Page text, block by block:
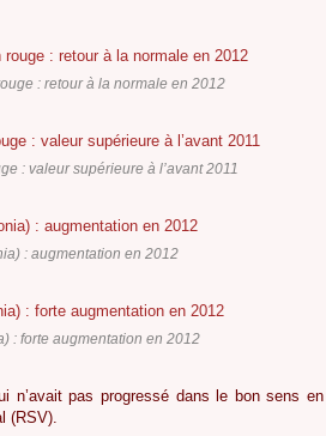
: retour à la normale en 2012
: valeur supérieure à l’avant 2011
: augmentation en 2012
: forte augmentation en 2012
n’avait pas progressé dans le bon sens en
(RSV).